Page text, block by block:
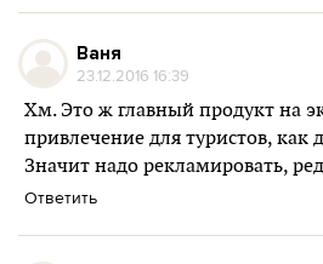
Ваня
23.12.2016 16:39
Хм. Это ж главный продукт на
привлечение для туристов, как
Значит надо рекламировать,
Ответить